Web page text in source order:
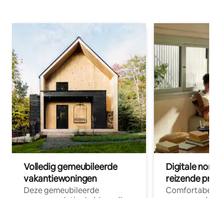
Volledig gemeubileerde
vakantiewoningen
Deze gemeubileerde
Digitale
reizende
Comfortabele